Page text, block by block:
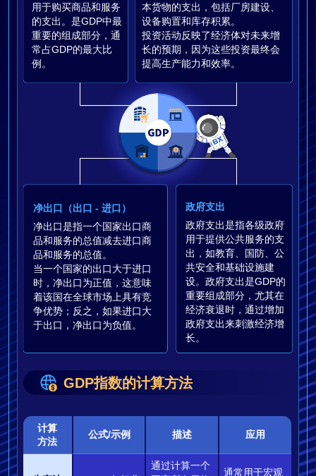
用于购买商品和服务
的支出。是GDP中最
重要的组成部分，通
常占GDP的最大比
例。
本货物的支出，包括厂房建设、
设备购置和库存积累。
投资活动反映了经济体对未来增
长的预期，因为这些投资最终会
提高生产能力和效率。
净出口（出口 - 进口）
净出口是指一个国家出口商
品和服务的总值减去进口商
品和服务的总值。
当一个国家的出口大于进口
时，净出口为正值，这意味
着该国在全球市场上具有竞
争优势；反之，如果进口大
于出口，净出口为负值。
政府支出
政府支出是指各级政府
用于提供公共服务的支
出，如教育、国防、公
共安全和基础设施建
设。政府支出是GDP的
重要组成部分，尤其在
经济衰退时，通过增加
政府支出来刺激经济增
长。
GDP指数的计算方法
计算
方法
公式/示例 描述 应用
通过计算一个
通常用于宏观